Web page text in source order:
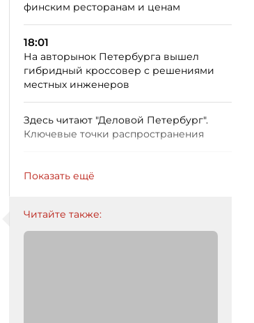
финским ресторанам и ценам
18:01
На авторынок Петербурга вышел
гибридный кроссовер с решениями
местных инженеров
Здесь читают "Деловой Петербург".
Ключевые точки распространения
Показать ещё
Читайте также: